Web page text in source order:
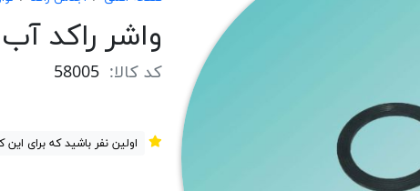
واشر راکد
کد کالا: 58005
اولین نفر باشید که برای